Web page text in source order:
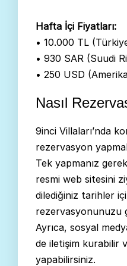
Hafta İçi Fiyatları:
• 10.000 TL
• 930 SAR (Suudi
• 250 USD
Nasıl
9inci Villaları’nda
rezervasyon
Tek yapmanız
resmi web sitesini
dilediğiniz tarihler
rezervasyonunuzu
Ayrıca, sosyal
de iletişim kurabilir
yapabilirsiniz.